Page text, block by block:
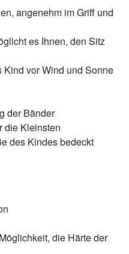
angenehm im Griff und
es Ihnen, den Sitz
vor Wind und Sonne
der Bänder
die Kleinsten
des Kindes bedeckt
die Härte der